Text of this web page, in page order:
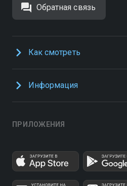
Обратная связь
Как смотреть
Информация
ПРИЛОЖЕНИЯ